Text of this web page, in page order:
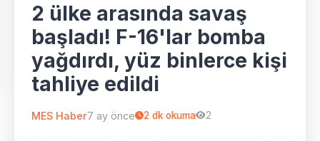
2 ülke arasında savaş
başladı! F-16'lar bomba
yağdırdı, yüz binlerce kişi
tahliye edildi
MES Haber7 ay önce 2 dk okuma 2